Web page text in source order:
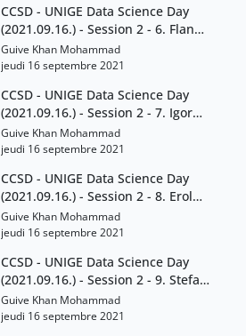
CCSD - UNIGE Data Science Day
(2021.09.16.) - Session 2 - 6. Flann
Chambers
Guive Khan Mohammad
jeudi 16 septembre 2021
CCSD - UNIGE Data Science Day
(2021.09.16.) - Session 2 - 7. Igor
Mathias
Guive Khan Mohammad
jeudi 16 septembre 2021
CCSD - UNIGE Data Science Day
(2021.09.16.) - Session 2 - 8. Erol
Orel
Guive Khan Mohammad
jeudi 16 septembre 2021
CCSD - UNIGE Data Science Day
(2021.09.16.) - Session 2 - 9. Stefan
Sperlich
Guive Khan Mohammad
jeudi 16 septembre 2021